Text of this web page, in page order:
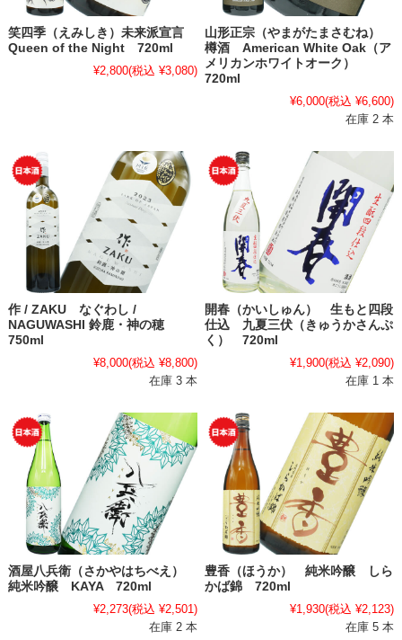
笑四季（えみしき）未来派宣言
Queen of the Night 720ml
¥2,800(税込 ¥3,080)
山形正宗（やまがたまさむね）
樽酒 American White Oak（ア
メリカンホワイトオーク）
720ml
¥6,000(税込 ¥6,600)
在庫 2 本
作 / ZAKU なぐわし /
NAGUWASHI 鈴鹿・神の穂
750ml
¥8,000(税込 ¥8,800)
在庫 3 本
開春（かいしゅん） 生もと四段
仕込 九夏三伏（きゅうかさんぷ
く） 720ml
¥1,900(税込 ¥2,090)
在庫 1 本
酒屋八兵衛（さかやはちべえ）
純米吟醸 KAYA 720ml
¥2,273(税込 ¥2,501)
在庫 2 本
豊香（ほうか） 純米吟醸 しら
かば錦 720ml
¥1,930(税込 ¥2,123)
在庫 5 本